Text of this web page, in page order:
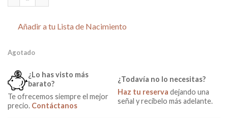
Añadir a tu Lista de Nacimiento
Agotado
¿Lo has visto más
barato?
Te ofrecemos siempre el mejor
precio. Contáctanos
¿Todavía no lo necesitas?
Haz tu reserva dejando una
señal y recíbelo más adelante.